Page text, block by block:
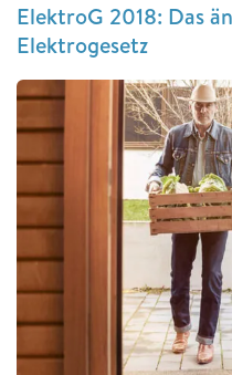
ElektroG 2018: Das
Elektrogesetz